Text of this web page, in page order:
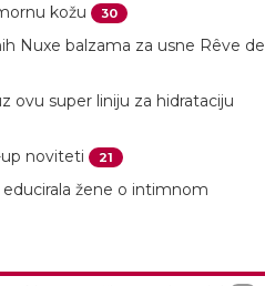
kožu 30
Nuxe balzama za usne Rêve de
ovu super liniju za hidrataciju
noviteti 21
žene o intimnom